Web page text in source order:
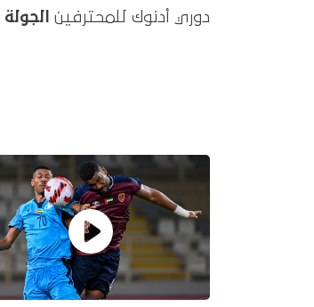
دوري أدنوك للمحترفين الجولة